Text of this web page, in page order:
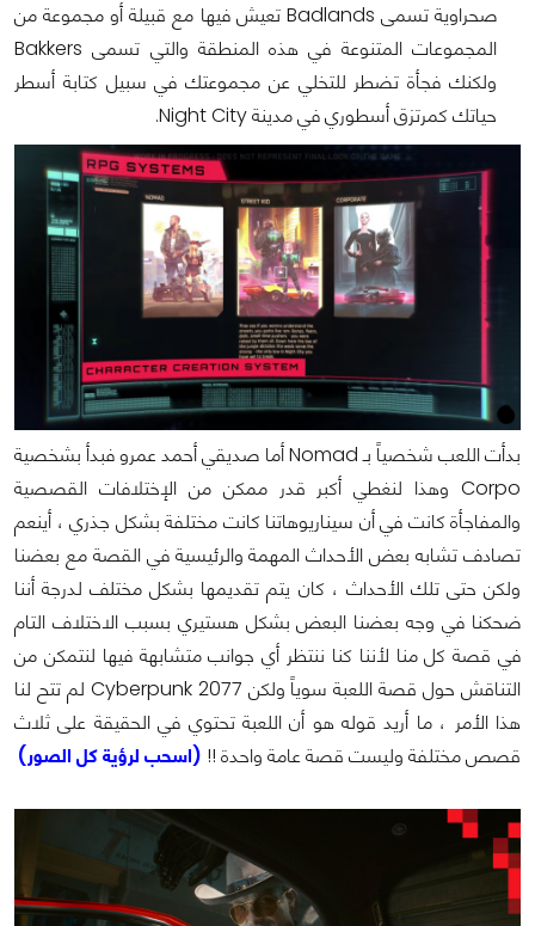
صحراوية تسمى Badlands تعيش فيها مع قبيلة أو مجموعة من
المجموعات المتنوعة في هذه المنطقة والتي تسمى Bakkers
ولكنك فجأة تضطر للتخلي عن مجموعتك في سبيل كتابة أسطر
حياتك كمرتزق أسطوري في مدينة Night City.
بدأت اللعب شخصياً بـ Nomad أما صديقي أحمد عمرو فبدأ بشخصية
Corpo وهذا لنغطي أكبر قدر ممكن من الإختلافات القصصية
والمفاجأة كانت في أن سيناريوهاتنا كانت مختلفة بشكل جذري ، أينعم
تصادف تشابه بعض الأحداث المهمة والرئيسية في القصة مع بعضنا
ولكن حتى تلك الأحداث ، كان يتم تقديمها بشكل مختلف لدرجة أننا
ضحكنا في وجه بعضنا البعض بشكل هستيري بسبب الاختلاف التام
في قصة كل منا لأننا كنا ننتظر أي جوانب متشابهة فيها لنتمكن من
التناقش حول قصة اللعبة سوياً ولكن Cyberpunk 2077 لم تتح لنا
هذا الأمر ، ما أريد قوله هو أن اللعبة تحتوي في الحقيقة على ثلاث
قصص مختلفة وليست قصة عامة واحدة !! (اسحب لرؤية كل الصور)